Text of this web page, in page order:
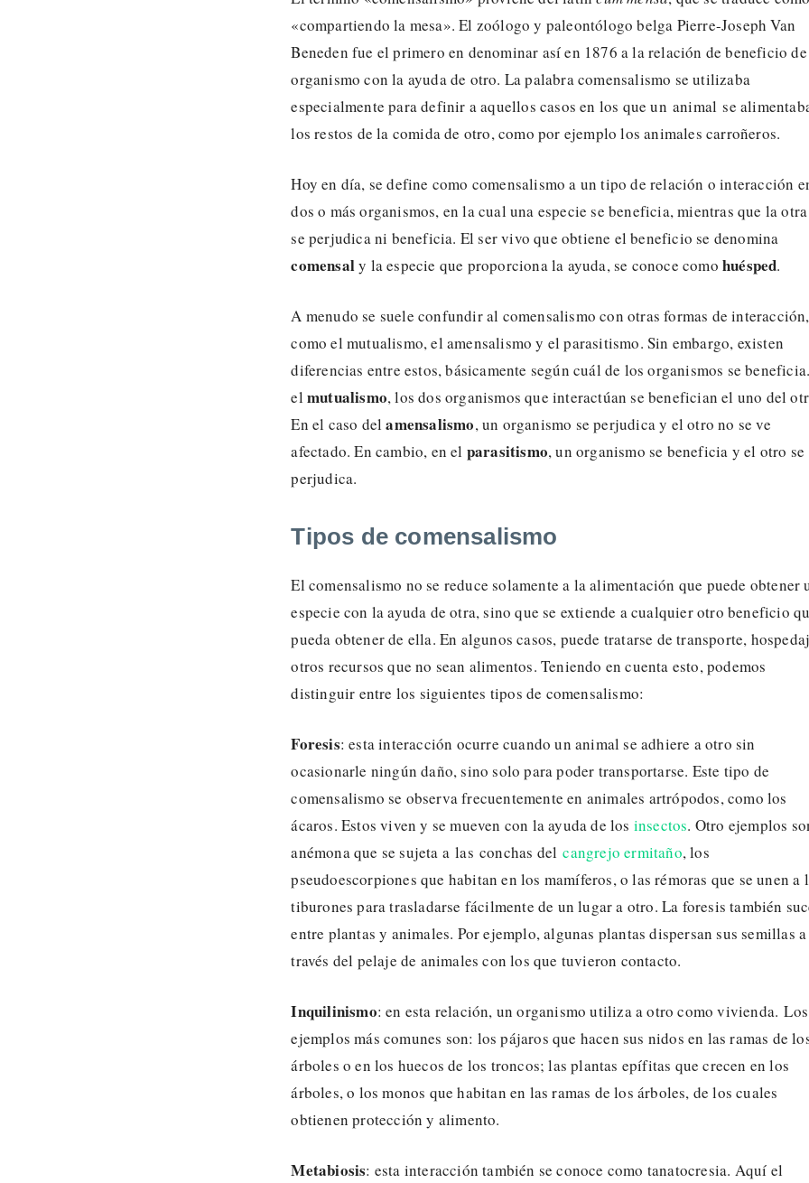
«compartiendo la mesa». El zoólogo y paleontólogo belga Pierre-Joseph Van
Beneden fue el primero en denominar así en 1876 a la relación de beneficio
organismo con la ayuda de otro. La palabra comensalismo se utilizaba
especialmente para definir a aquellos casos en los que un animal se
los restos de la comida de otro, como por ejemplo los animales carroñeros.
Hoy en día, se define como comensalismo a un tipo de relación o interacción
dos o más organismos, en la cual una especie se beneficia, mientras que la
se perjudica ni beneficia. El ser vivo que obtiene el beneficio se denomina
comensaly la especie que proporciona la ayuda, se conoce como huésped.
A menudo se suele confundir al comensalismo con otras formas de interacción,
como el mutualismo, el amensalismo y el parasitismo. Sin embargo, existen
diferencias entre estos, básicamente según cuál de los organismos se
el mutualismo, los dos organismos que interactúan se benefician el uno del
En el caso delamensalismo, un organismo se perjudica y el otro no se ve
afectado. En cambio, en el parasitismo, un organismo se beneficia y el otro se
perjudica.
Tipos de comensalismo
El comensalismo no se reduce solamente a la alimentación que puede obtener
especie con la ayuda de otra, sino que se extiende a cualquier otro beneficio
pueda obtener de ella. En algunos casos, puede tratarse de transporte,
otros recursos que no sean alimentos. Teniendo en cuenta esto, podemos
distinguir entre los siguientes tipos de comensalismo:
Foresis: esta interacción ocurre cuando un animal se adhiere a otro sin
ocasionarle ningún daño, sino solo para poder transportarse. Este tipo de
comensalismo se observa frecuentemente en animales artrópodos, como los
ácaros. Estos viven y se mueven con la ayuda de los insectos. Otro ejemplos
anémona que se sujeta a las conchas delcangrejo ermitaño, los
pseudoescorpiones que habitan en los mamíferos, o las rémoras que se unen a
tiburones para trasladarse fácilmente de un lugar a otro. La foresis también
entre plantas y animales. Por ejemplo, algunas plantas dispersan sus semillas a
través del pelaje de animales con los que tuvieron contacto.
Inquilinismo: en esta relación, un organismo utiliza a otro como vivienda. Los
ejemplos más comunes son: los pájaros que hacen sus nidos en las ramas de
árboles o en los huecos de los troncos; las plantas epífitas que crecen en los
árboles, o los monos que habitan en las ramas de los árboles, de los cuales
obtienen protección y alimento.
Metabiosis: esta interacción también se conoce como tanatocresia. Aquí el